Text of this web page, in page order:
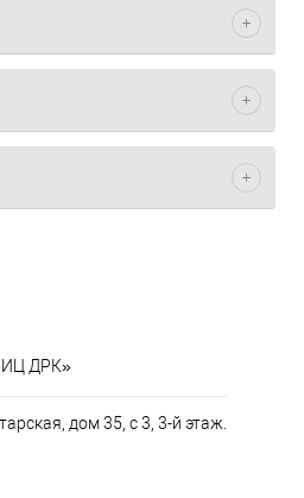
ДРК»
дом 35, с 3, 3-й этаж.